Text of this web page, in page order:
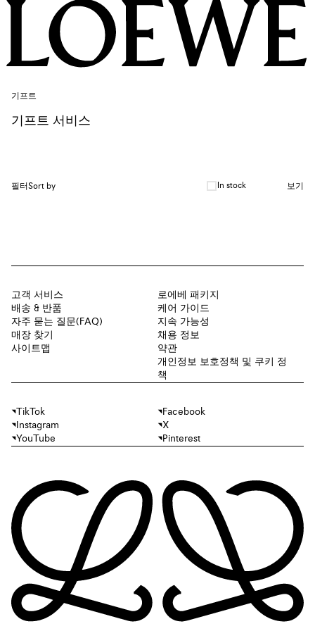
기프트
기프트 서비스
필터Sort by In stock 보기
고객 서비스
배송 & 반품
자주 묻는 질문(FAQ)
매장 찾기
사이트맵
로에베 패키지
케어 가이드
지속 가능성
채용 정보
약관
개인정보 보호정책 및 쿠키 정
책
TikTok
Facebook
Instagram
X
YouTube
Pinterest